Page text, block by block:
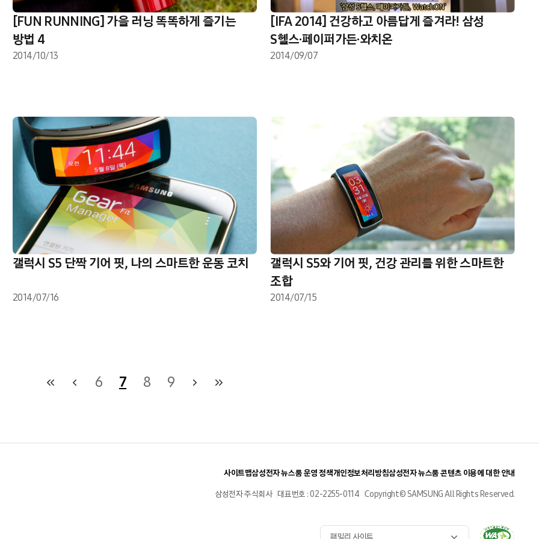
[FUN RUNNING] 가을 러닝 똑똑하게 즐기는
방법 4
2014/10/13
[IFA 2014] 건강하고 아름답게 즐겨라! 삼성
S헬스·페이퍼가든·와치온
2014/09/07
갤럭시 S5 단짝 기어 핏, 나의 스마트한 운동 코치
2014/07/16
갤럭시 S5와 기어 핏, 건강 관리를 위한 스마트한
조합
2014/07/15
6 7 8 9
사이트맵삼성전자 뉴스룸 운영 정책개인정보처리방침삼성전자 뉴스룸 콘텐츠 이용에 대한 안내
삼성전자 주식회사 대표번호 : 02-2255-0114 Copyright© SAMSUNG All Rights Reserved.